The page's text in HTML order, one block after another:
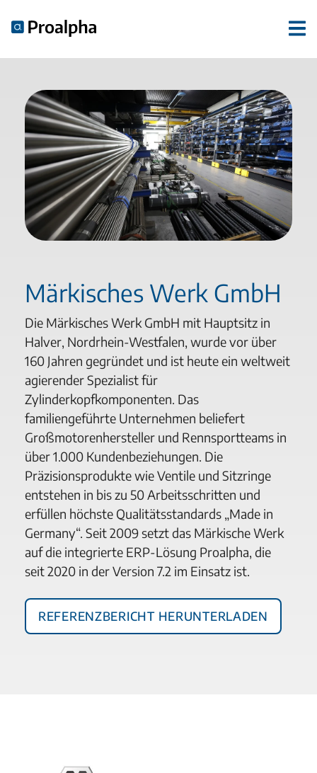
Märkisches Werk GmbH
Die Märkisches Werk GmbH mit Hauptsitz in
Halver, Nordrhein-Westfalen, wurde vor über
160 Jahren gegründet und ist heute ein weltweit
agierender Spezialist für
Zylinderkopfkomponenten. Das
familiengeführte Unternehmen beliefert
Großmotorenhersteller und Rennsportteams in
über 1.000 Kundenbeziehungen. Die
Präzisionsprodukte wie Ventile und Sitzringe
entstehen in bis zu 50 Arbeitsschritten und
erfüllen höchste Qualitätsstandards „Made in
Germany“. Seit 2009 setzt das Märkische Werk
auf die integrierte ERP-Lösung Proalpha, die
seit 2020 in der Version 7.2 im Einsatz ist.
Referenzbericht herunterladen